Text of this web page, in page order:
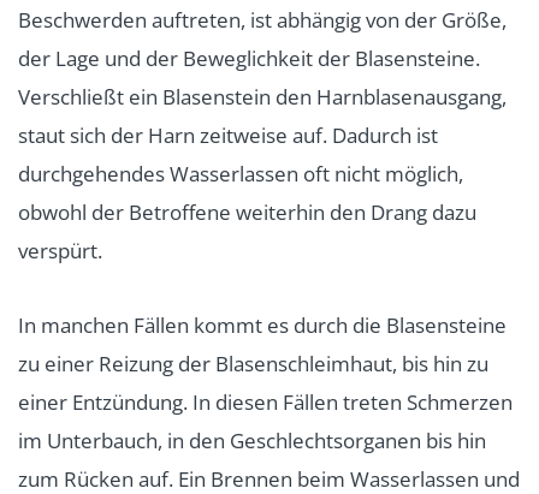
Beschwerden auftreten, ist abhängig von der Größe,
der Lage und der Beweglichkeit der Blasensteine.
Verschließt ein Blasenstein den Harnblasenausgang,
staut sich der Harn zeitweise auf. Dadurch ist
durchgehendes Wasserlassen oft nicht möglich,
obwohl der Betroffene weiterhin den Drang dazu
verspürt.
In manchen Fällen kommt es durch die Blasensteine
zu einer Reizung der Blasenschleimhaut, bis hin zu
einer Entzündung. In diesen Fällen treten Schmerzen
im Unterbauch, in den Geschlechtsorganen bis hin
zum Rücken auf. Ein Brennen beim Wasserlassen und